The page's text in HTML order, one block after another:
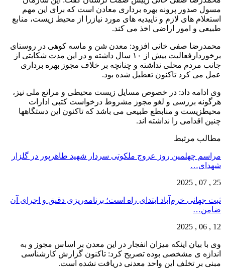
مسول صدور پرونه بهره برداری معادن است که برای این مهم
استعلام های لازم و تاییدیه های مورد نیازرا از محیط زیست، منابع
طبیعی و امور اراضی اخذ می کند.
محمدرضا صفی خانی افزود: معدن شن و ماسه کوهی در روستای
برخوردارفعالیت بیش از ۱۰ سال داشته و در این مدت شکایتی از
جانب مردم محلی نداشته و چنانچه بر خلاف مجوز بهره برداری
عمل می کرد تاکنون تعطیل شده بود.
وی ادامه داد: در خصوص مسایل زیست محیطی و مراتع ملی نیز،
هرگونه بررسی و لغو مجوز مشروط درخواست کتبی ادارات
محیطزیست و منابطع طبیعی می باشد که تاکنون این دستگاهها
چنین اقدامی را نداشته اند.
مطالب مرتبط
مراسم چهلمین روز عروج ملکوتی سردار شهید طاهرپور در گلزار
شهدای…
25 , 07 , 2025
ثبت جهانی خرم‌‌آباد ابتدای راه است؛ برنامه‌ریزی دقیق و اجرای آن
ضامن…
12 , 06 , 2025
وی با بیان اینکه میزان انفجار در این معدن بر اساس مجوز و به
اندازه ی مشخصی بوده تصریح کرد: تاکنون گزارش کارشناسی
مبنی بر تخلف این واحد معدنی دریافت نشده است.